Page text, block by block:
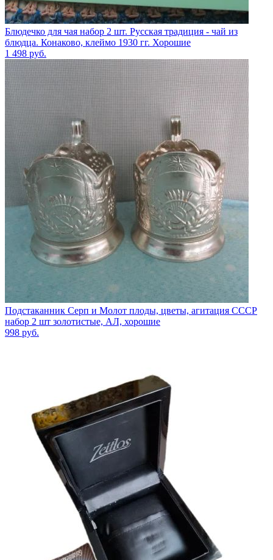
Блюдечко для чая набор 2 шт. Русская традиция - чай из
блюдца. Конаково, клеймо 1930 гг. Хорошие
1 498 руб.
Подстаканник Серп и Молот плоды, цветы, агитация СССР
набор 2 шт золотистые, АЛ, хорошие
998 руб.